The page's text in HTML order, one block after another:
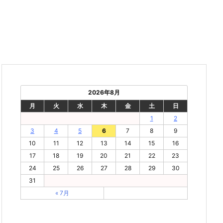
2026年8月
月
火 水 木 金 土
日
1
2
3
4 5 6 7 8
9
10
11 12 13 14 15
16
17
18 19 20 21 22
23
24
25 26 27 28 29
30
31
« 7月